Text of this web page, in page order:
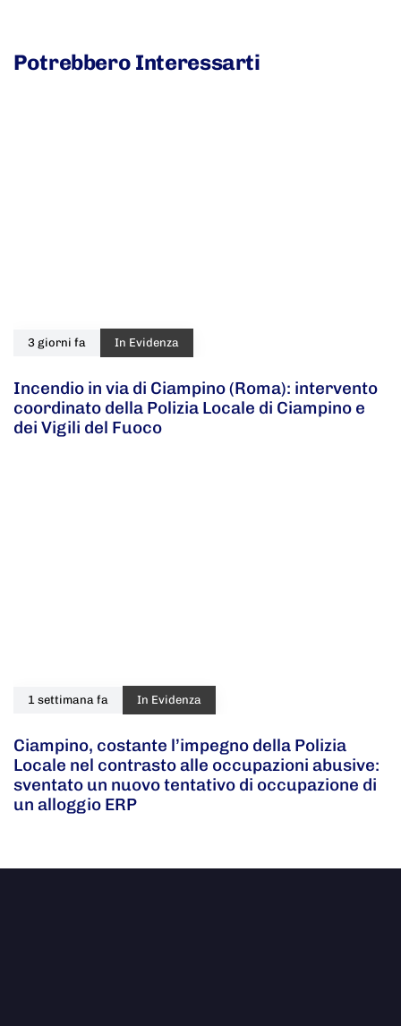
Potrebbero Interessarti
3 giorni fa In Evidenza
Incendio in via di Ciampino (Roma): intervento
coordinato della Polizia Locale di Ciampino e
dei Vigili del Fuoco
1 settimana fa In Evidenza
Ciampino, costante l’impegno della Polizia
Locale nel contrasto alle occupazioni abusive:
sventato un nuovo tentativo di occupazione di
un alloggio ERP